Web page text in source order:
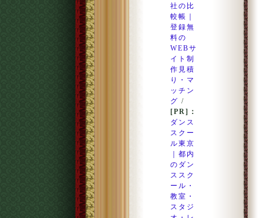
社の比
較帳｜
登録無
料の
WEBサ
イト制
作見積
り・マ
ッチン
グ /
[PR]：
ダンス
スクー
ル東京
｜都内
のダン
ススク
ール・
教室・
スタジ